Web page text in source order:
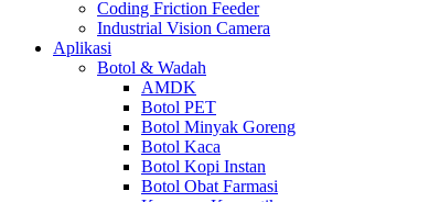
Coding Friction Feeder
Industrial Vision Camera
Aplikasi
Botol & Wadah
AMDK
Botol PET
Botol Minyak Goreng
Botol Kaca
Botol Kopi Instan
Botol Obat Farmasi